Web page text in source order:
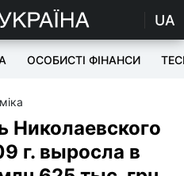
UA
ОСОБИСТІ ФІНАНСИ
Николаевского
г. выросла в